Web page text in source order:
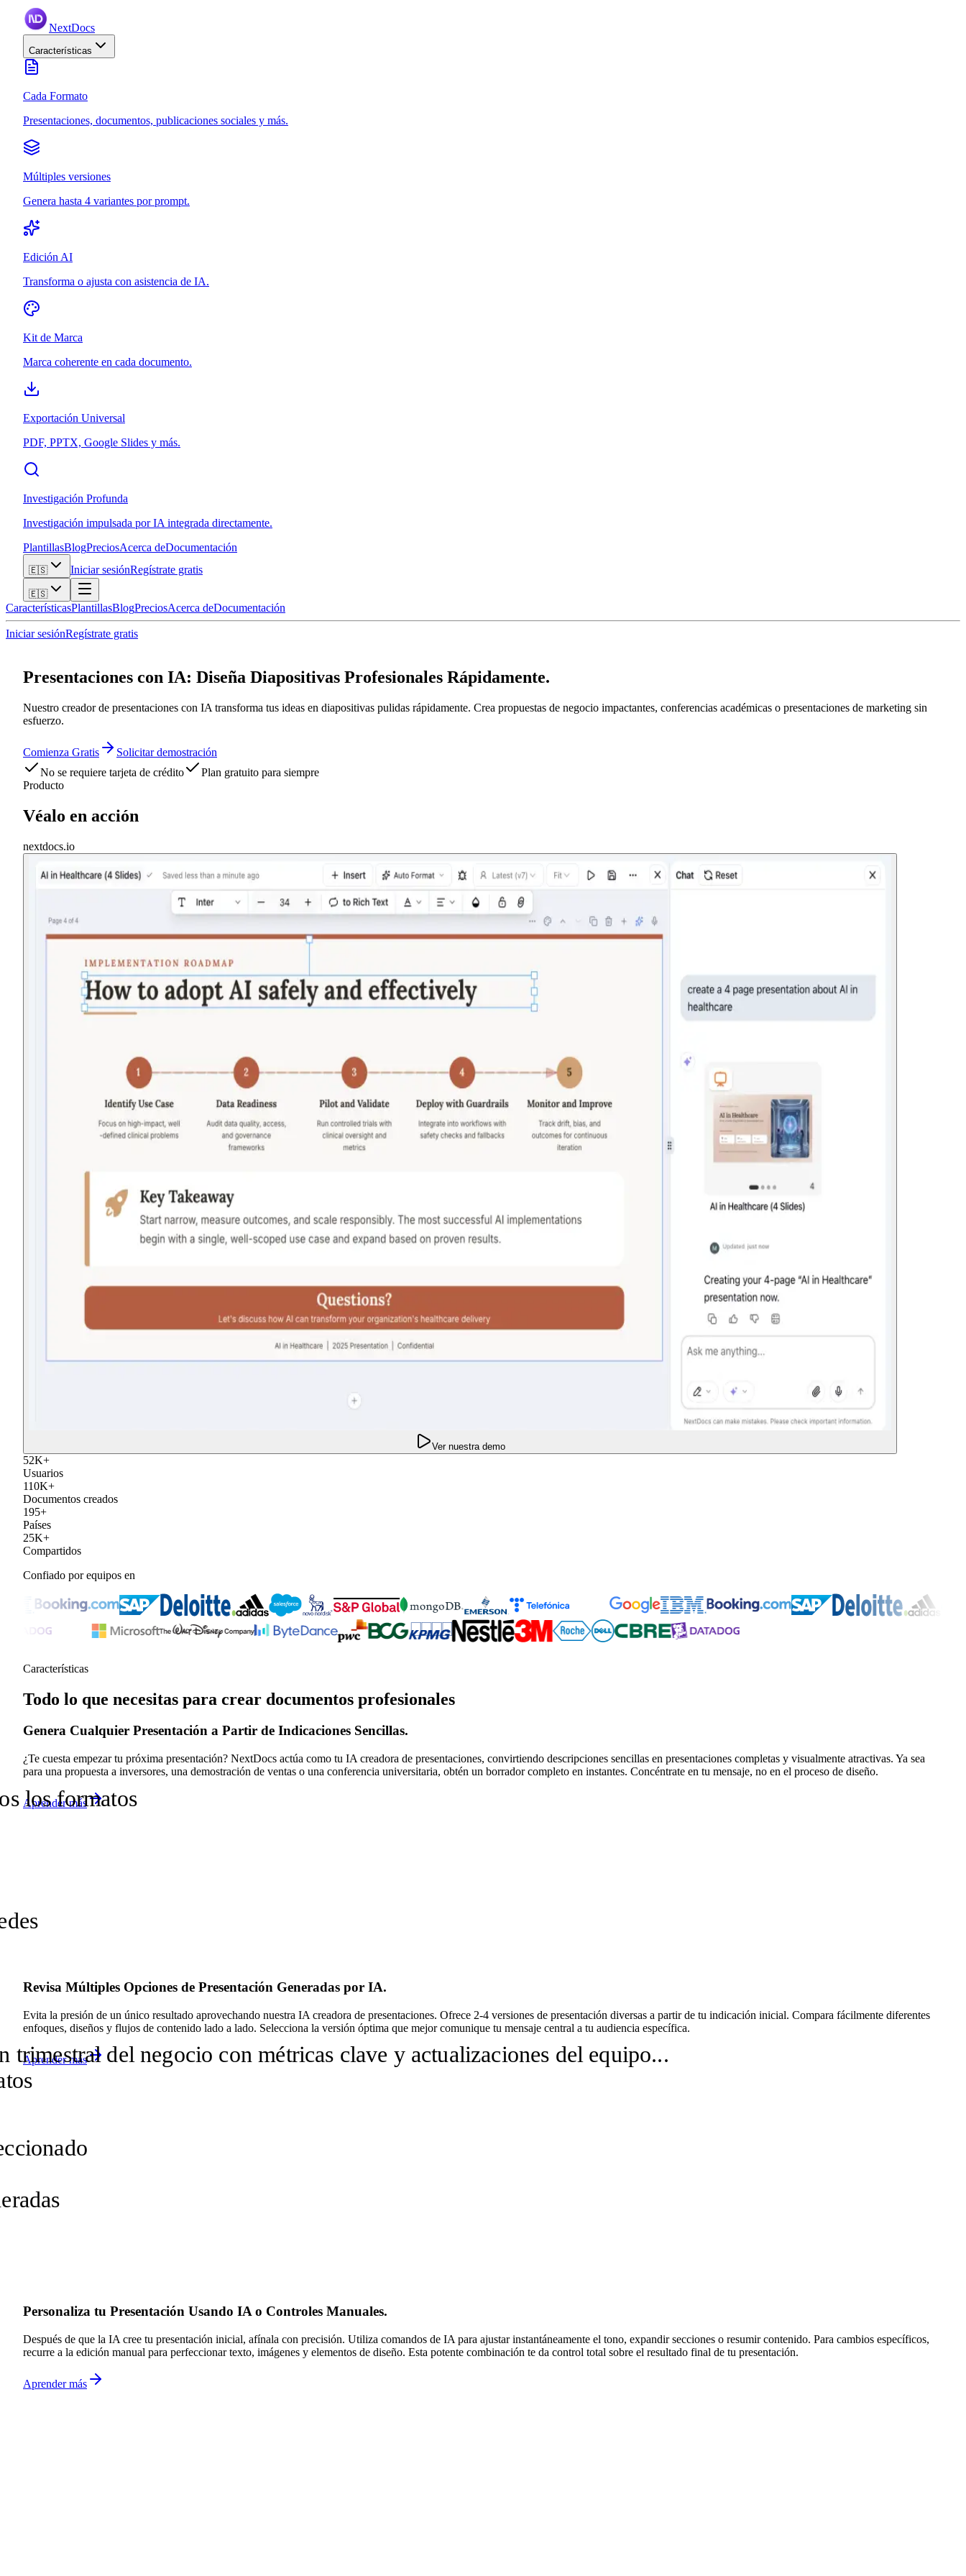
NextDocs
Características
Cada Formato
Presentaciones, documentos, publicaciones sociales y más.
Múltiples versiones
Genera hasta 4 variantes por prompt.
Edición AI
Transforma o ajusta con asistencia de IA.
Kit de Marca
Marca coherente en cada documento.
Exportación Universal
PDF, PPTX, Google Slides y más.
Investigación Profunda
Investigación impulsada por IA integrada directamente.
PlantillasBlogPreciosAcerca deDocumentación
🇪🇸 Iniciar sesiónRegístrate gratis
🇪🇸
CaracterísticasPlantillasBlogPreciosAcerca deDocumentación
Iniciar sesiónRegístrate gratis
Presentaciones con IA: Diseña Diapositivas Profesionales Rápidamente.
Nuestro creador de presentaciones con IA transforma tus ideas en diapositivas pulidas rápidamente. Crea propuestas de negocio impactantes, conferencias académicas o presentaciones de marketing sin
esfuerzo.
Comienza Gratis
Solicitar demostración
No se requiere tarjeta de crédito
Plan gratuito para siempre
Producto
Véalo en acción
nextdocs.io
Ver nuestra demo
52K+
Usuarios
110K+
Documentos creados
195+
Países
25K+
Compartidos
Confiado por equipos en
Características
Todo lo que necesitas para crear documentos profesionales
Genera Cualquier Presentación a Partir de Indicaciones Sencillas.
¿Te cuesta empezar tu próxima presentación? NextDocs actúa como tu IA creadora de presentaciones, convirtiendo descripciones sencillas en presentaciones completas y visualmente atractivas. Ya sea
para una propuesta a inversores, una demostración de ventas o una conferencia universitaria, obtén un borrador completo en instantes. Concéntrate en tu mensaje, no en el proceso de diseño.
Aprender más
los formatos
Revisa Múltiples Opciones de Presentación Generadas por IA.
Evita la presión de un único resultado aprovechando nuestra IA creadora de presentaciones. Ofrece 2-4 versiones de presentación diversas a partir de tu indicación inicial. Compara fácilmente diferentes
enfoques, diseños y flujos de contenido lado a lado. Selecciona la versión óptima que mejor comunique tu mensaje central a tu audiencia específica.
Aprender más
trimestral del negocio con métricas clave y actualizaciones del equipo...
Personaliza tu Presentación Usando IA o Controles Manuales.
Después de que la IA cree tu presentación inicial, afínala con precisión. Utiliza comandos de IA para ajustar instantáneamente el tono, expandir secciones o resumir contenido. Para cambios específicos,
recurre a la edición manual para perfeccionar texto, imágenes y elementos de diseño. Esta potente combinación te da control total sobre el resultado final de tu presentación.
Aprender más